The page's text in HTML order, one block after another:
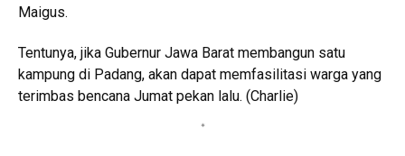
Maigus.
Tentunya, jika Gubernur Jawa Barat membangun satu
kampung di Padang, akan dapat memfasilitasi warga yang
terimbas bencana Jumat pekan lalu. (Charlie)
*